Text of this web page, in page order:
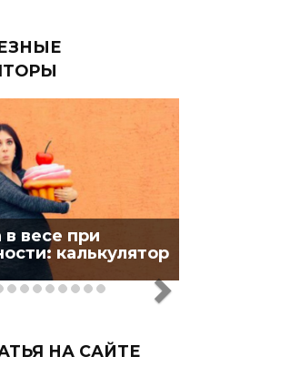
в весе при
калькулятор
НА САЙТЕ